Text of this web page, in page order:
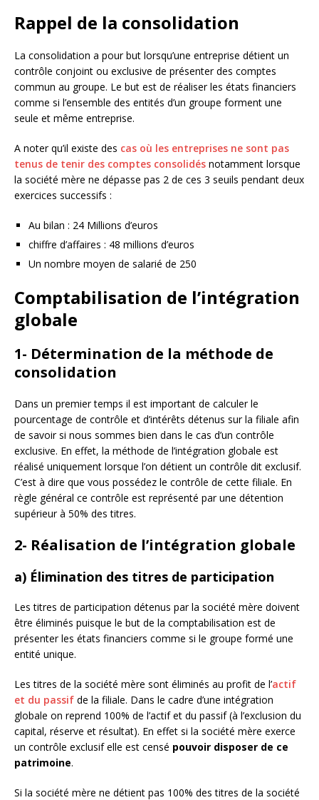
Rappel de la consolidation
La consolidation a pour but lorsqu’une entreprise détient un
contrôle conjoint ou exclusive de présenter des comptes
commun au groupe. Le but est de réaliser les états financiers
comme si l’ensemble des entités d’un groupe forment une
seule et même entreprise.
A noter qu’il existe des cas où les entreprises ne sont pas
tenus de tenir des comptes consolidés notamment lorsque
la société mère ne dépasse pas 2 de ces 3 seuils pendant deux
exercices successifs :
Au bilan : 24 Millions d’euros
chiffre d’affaires : 48 millions d’euros
Un nombre moyen de salarié de 250
Comptabilisation de l’intégration
globale
1- Détermination de la méthode de
consolidation
Dans un premier temps il est important de calculer le
pourcentage de contrôle et d’intérêts détenus sur la filiale afin
de savoir si nous sommes bien dans le cas d’un contrôle
exclusive. En effet, la méthode de l’intégration globale est
réalisé uniquement lorsque l’on détient un contrôle dit exclusif.
C’est à dire que vous possédez le contrôle de cette filiale. En
règle général ce contrôle est représenté par une détention
supérieur à 50% des titres.
2- Réalisation de l’intégration globale
a) Élimination des titres de participation
Les titres de participation détenus par la société mère doivent
être éliminés puisque le but de la comptabilisation est de
présenter les états financiers comme si le groupe formé une
entité unique.
Les titres de la société mère sont éliminés au profit de l’actif
et du passif de la filiale. Dans le cadre d’une intégration
globale on reprend 100% de l’actif et du passif (à l’exclusion du
capital, réserve et résultat). En effet si la société mère exerce
un contrôle exclusif elle est censé pouvoir disposer de ce
patrimoine.
Si la société mère ne détient pas 100% des titres de la société